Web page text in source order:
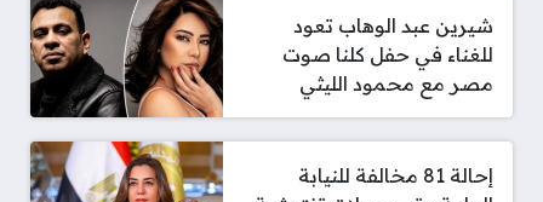
شيرين عبد الوهاب تعود
للغناء في حفل كلنا صوت
مصر مع محمود الليثي
إحالة 81 مخالفة للنيابة